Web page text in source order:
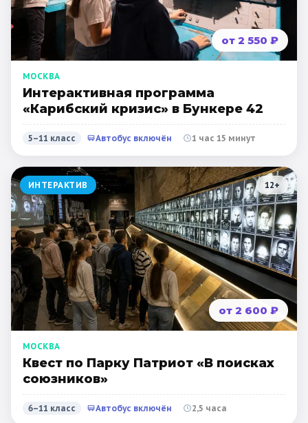
от 2 550 ₽
МОСКВА
Интерактивная программа
«Карибский кризис» в Бункере 42
5–11 класс Автобус включён 1 час 15 минут
ИНТЕРАКТИВ 12+
от 2 600 ₽
МОСКВА
Квест по Парку Патриот «В поисках
союзников»
6–11 класс Автобус включён 2,5 часа